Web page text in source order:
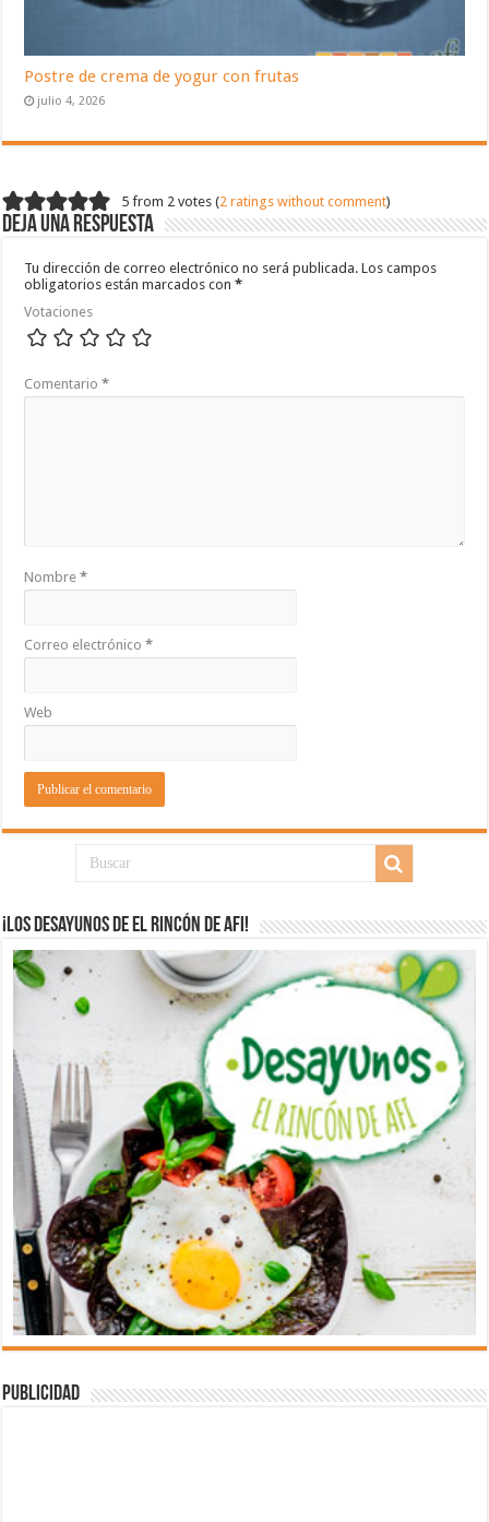
Postre de crema de yogur con frutas
julio 4, 2026
5 from 2 votes (2 ratings without comment)
Deja una respuesta
Tu dirección de correo electrónico no será publicada. Los campos
obligatorios están marcados con*
Votaciones
Comentario*
Nombre*
Correo electrónico*
Web
¡Los desayunos de El Rincón de Afi!
Publicidad